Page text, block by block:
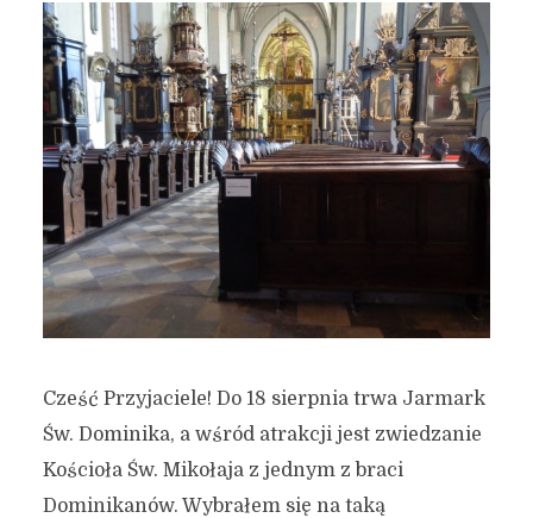
Cześć Przyjaciele! Do 18 sierpnia trwa Jarmark
Św. Dominika, a wśród atrakcji jest zwiedzanie
Kościoła Św. Mikołaja z jednym z braci
Dominikanów. Wybrałem się na taką